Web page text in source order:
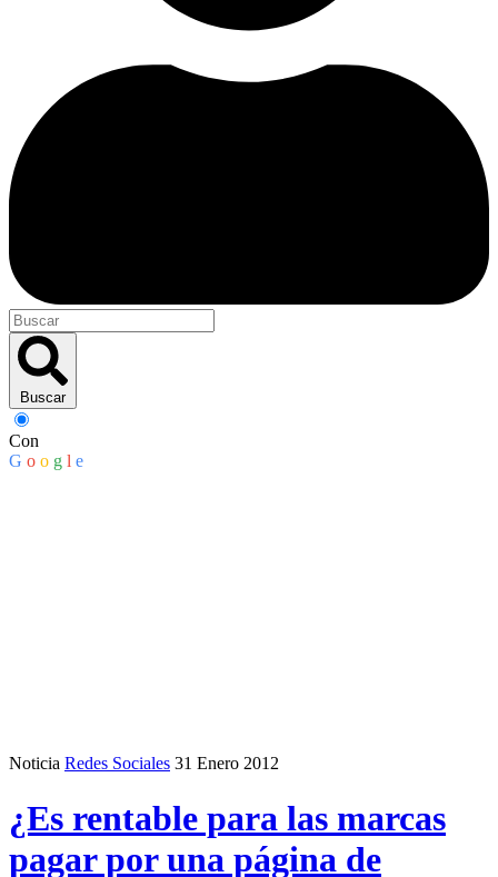
Buscar
Con
G o o g l e
Noticia Redes Sociales 31 Enero 2012
¿Es rentable para las marcas
pagar por una página de